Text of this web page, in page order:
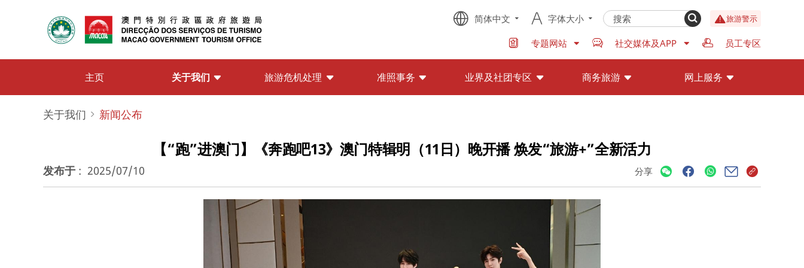
简体中文 字体大小 旅游警示
专题网站 社交媒体及APP 员工专区
主页 关于我们 旅游危机处理 准照事务 业界及社团专区 商务旅游 网上服务
关于我们 新闻公布
【“跑”进澳门】《奔跑吧13》澳门特辑明（11日）晚开播 焕发“旅游+”全新活力
发布于 : 2025/07/10 分享